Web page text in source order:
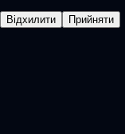
Відхилити Прийняти